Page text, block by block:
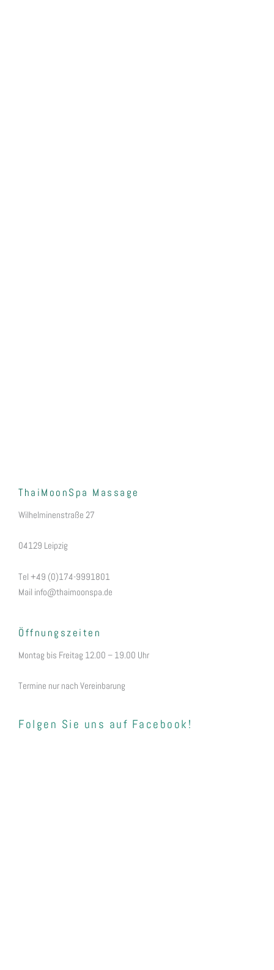
ThaiMoonSpa Massage
Wilhelminenstraße 27
04129 Leipzig
Tel +49 (0)174-9991801
Mail info@thaimoonspa.de
Öffnungszeiten
Montag bis Freitag 12.00 – 19.00 Uhr
Termine nur nach Vereinbarung
Folgen Sie uns auf Facebook!